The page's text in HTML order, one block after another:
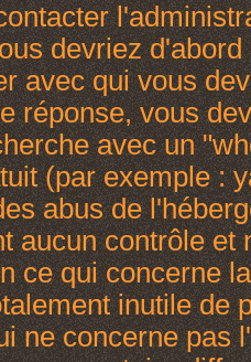
devriez
avec qui vous
réponse, vous
avec un
(par exemple :
abus de
aucun contrôle et
ce qui concerne
inutile de
ne concerne pas